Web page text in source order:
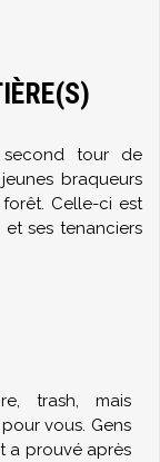
tour de
braqueurs
Celle-ci est
ses tenanciers
trash, mais
vous. Gens
a prouvé après